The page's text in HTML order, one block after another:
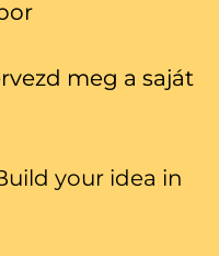
meg a saját
your idea in